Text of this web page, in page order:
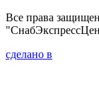
Все права
сделано в